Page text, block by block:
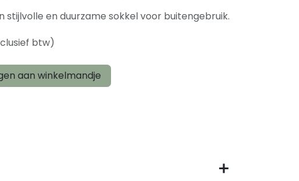
stijlvolle en duurzame sokkel voor buitengebruik.
btw)
aan winkelmandje